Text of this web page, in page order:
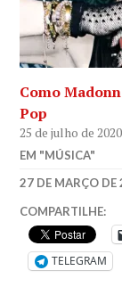
Como
Pop
25 de julho de 2020
EM "MÚSICA"
ANA
27 DE MARÇO DE
BLACK
SWAN,
CISNE
NEGRO,
COMPARTILHE:
TELEGRAM